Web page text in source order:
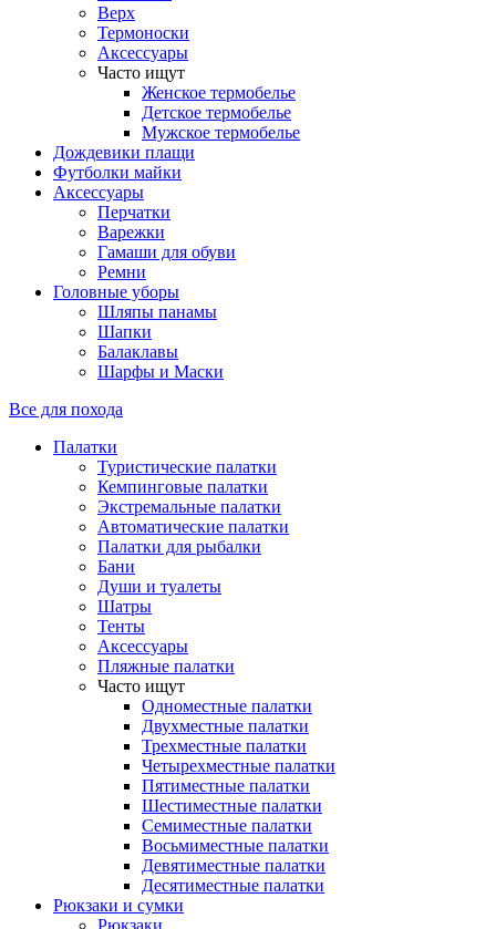
Верх
Термоноски
Аксессуары
Часто ищут
Женское термобелье
Детское термобелье
Мужское термобелье
Дождевики плащи
Футболки майки
Аксессуары
Перчатки
Варежки
Гамаши для обуви
Ремни
Головные уборы
Шляпы панамы
Шапки
Балаклавы
Шарфы и Маски
Все для похода
Палатки
Туристические палатки
Кемпинговые палатки
Экстремальные палатки
Автоматические палатки
Палатки для рыбалки
Бани
Души и туалеты
Шатры
Тенты
Аксессуары
Пляжные палатки
Часто ищут
Одноместные палатки
Двухместные палатки
Трехместные палатки
Четырехместные палатки
Пятиместные палатки
Шестиместные палатки
Семиместные палатки
Восьмиместные палатки
Девятиместные палатки
Десятиместные палатки
Рюкзаки и сумки
Рюкзаки